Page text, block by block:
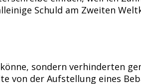
Schuld am Zweiten
sondern verhinderten
der Aufstellung eines